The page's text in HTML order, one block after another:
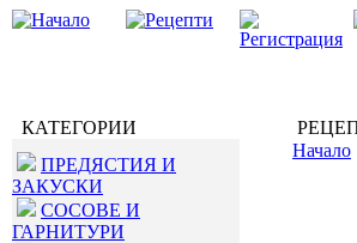
КАТЕГОРИИ
ПРЕДЯСТИЯ И
ЗАКУСКИ
СОСОВЕ И
ГАРНИТУРИ
Начало